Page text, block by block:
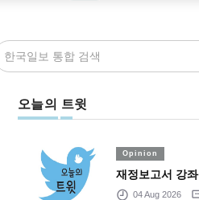
오늘의 트윗
Opinion
재정보고서 강좌
04 Aug 2026